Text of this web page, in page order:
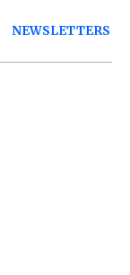
NEWSLETTERS